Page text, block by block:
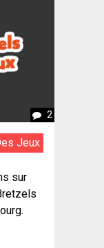
2
Jeux
sur